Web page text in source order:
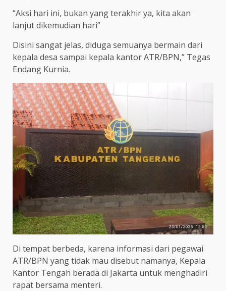
“Aksi hari ini, bukan yang terakhir ya, kita akan
lanjut dikemudian hari”
Disini sangat jelas, diduga semuanya bermain dari
kepala desa sampai kepala kantor ATR/BPN,” Tegas
Endang Kurnia.
Di tempat berbeda, karena informasi dari pegawai
ATR/BPN yang tidak mau disebut namanya, Kepala
Kantor Tengah berada di Jakarta untuk menghadiri
rapat bersama menteri.